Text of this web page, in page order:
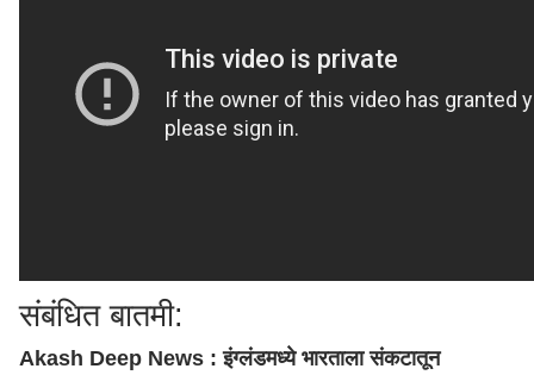
संबंधित बातमी:
Akash Deep News : इंग्लंडमध्ये भारताला संकटातून